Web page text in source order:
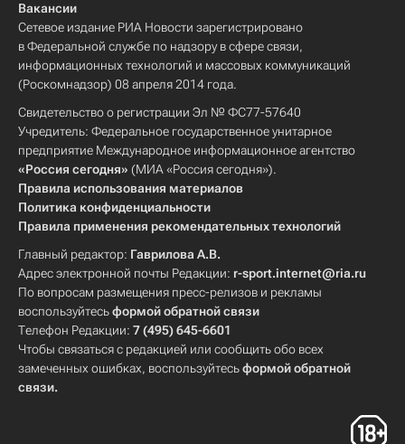
Вакансии
Сетевое издание РИА Новости зарегистрировано
в Федеральной службе по надзору в сфере связи,
информационных технологий и массовых коммуникаций
(Роскомнадзор) 08 апреля 2014 года.
Свидетельство о регистрации Эл № ФС77-57640
Учредитель: Федеральное государственное унитарное
предприятие Международное информационное агентство
«Россия сегодня» (МИА «Россия сегодня»).
Правила использования материалов
Политика конфиденциальности
Правила применения рекомендательных технологий
Главный редактор: Гаврилова А.В.
Адрес электронной почты Редакции: r-sport.internet@ria.ru
По вопросам размещения пресс-релизов и рекламы
воспользуйтесьформой обратной связи
Телефон Редакции: 7 (495) 645-6601
Чтобы связаться с редакцией или сообщить обо всех
замеченных ошибках, воспользуйтесьформой обратной
связи.